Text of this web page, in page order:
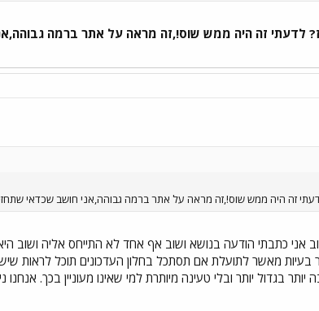
לדעתי זה היה ממש שוס!,זה מראה על אתר ברמה
זה היה ממש שוס!,זה מראה על אתר ברמה גבוהה,אני חושב שכדאי
כתבתי הודעה בנושא ושוב אף אחד לא התייחס אליה ושוב
מאשר לתועלת אם תסתכל בחלון העדכונים תוכל לראות
יותר בגדול יותר ובלי טעינה מיותרת למי שאינו מעוניין בכך.